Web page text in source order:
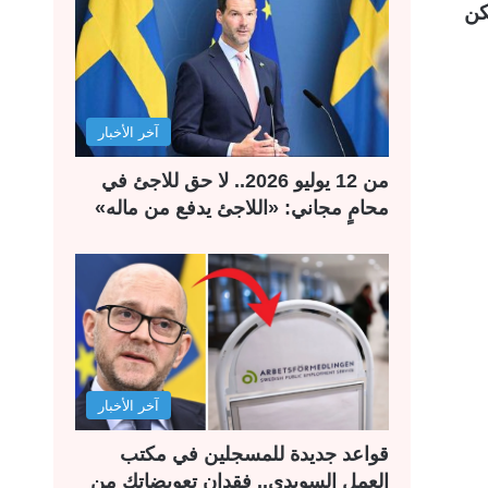
آخر الأخبار
من 12 يوليو 2026.. لا حق للاجئ في
محامٍ مجاني: «اللاجئ يدفع من ماله»
آخر الأخبار
قواعد جديدة للمسجلين في مكتب
العمل السويدي.. فقدان تعويضاتك من